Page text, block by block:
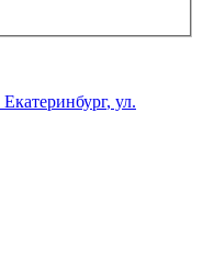
Екатеринбург, ул.